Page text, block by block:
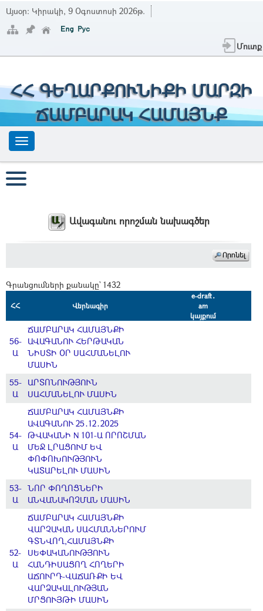
Այսօր: Կիրակի, 9 Օգոստոսի 2026թ.
Մուտք
ՀՀ ԳԵՂԱՐՔՈՒՆԻՔԻ ՄԱՐԶԻ
ՃԱՄԲԱՐԱԿ ՀԱՄԱՅՆՔ
Ավագանու որոշման նախագծեր
Գրանցումների քանակը` 1432
ՀՀ Վերնագիր
e-draft․
am
կայքում
56-
Ա
ՃԱՄԲԱՐԱԿ ՀԱՄԱՅՆՔԻ
ԱՎԱԳԱՆՈՒ ՀԵՐԹԱԿԱՆ
ՆԻՍՏԻ ՕՐ ՍԱՀՄԱՆԵԼՈՒ
ՄԱՍԻՆ
55-
Ա
ԱՐՏՈՆՈՒԹՅՈՒՆ
ՍԱՀՄԱՆԵԼՈՒ ՄԱՍԻՆ
54-
Ա
ՃԱՄԲԱՐԱԿ ՀԱՄԱՅՆՔԻ
ԱՎԱԳԱՆՈՒ 25․12․2025
ԹՎԱԿԱՆԻ N 101-Ա ՈՐՈՇՄԱՆ
ՄԵՋ ԼՐԱՑՈՒՄ ԵՎ
ՓՈՓՈԽՈՒԹՅՈՒՆ
ԿԱՏԱՐԵԼՈՒ ՄԱՍԻՆ
53-
Ա
ՆՈՐ ՓՈՂՈՑՆԵՐԻ
ԱՆՎԱՆԱԿՈՉՄԱՆ ՄԱՍԻՆ
52-
Ա
ՃԱՄԲԱՐԱԿ ՀԱՄԱՅՆՔԻ
ՎԱՐՉԱԿԱՆ ՍԱՀՄԱՆՆԵՐՈՒՄ
ԳՏՆՎՈՂ,ՀԱՄԱՅՆՔԻ
ՍԵՓԱԿԱՆՈՒԹՅՈՒՆ
ՀԱՆԴԻՍԱՑՈՂ ՀՈՂԵՐԻ
ԱՃՈՒՐԴ-ՎԱՃԱՌՔԻ ԵՎ
ՎԱՐՁԱԿԱԼՈՒԹՅԱՆ
ՄՐՑՈՒՅԹԻ ՄԱՍԻՆ